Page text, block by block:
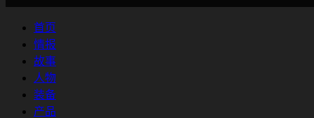
首页
情报
故事
人物
装备
产品